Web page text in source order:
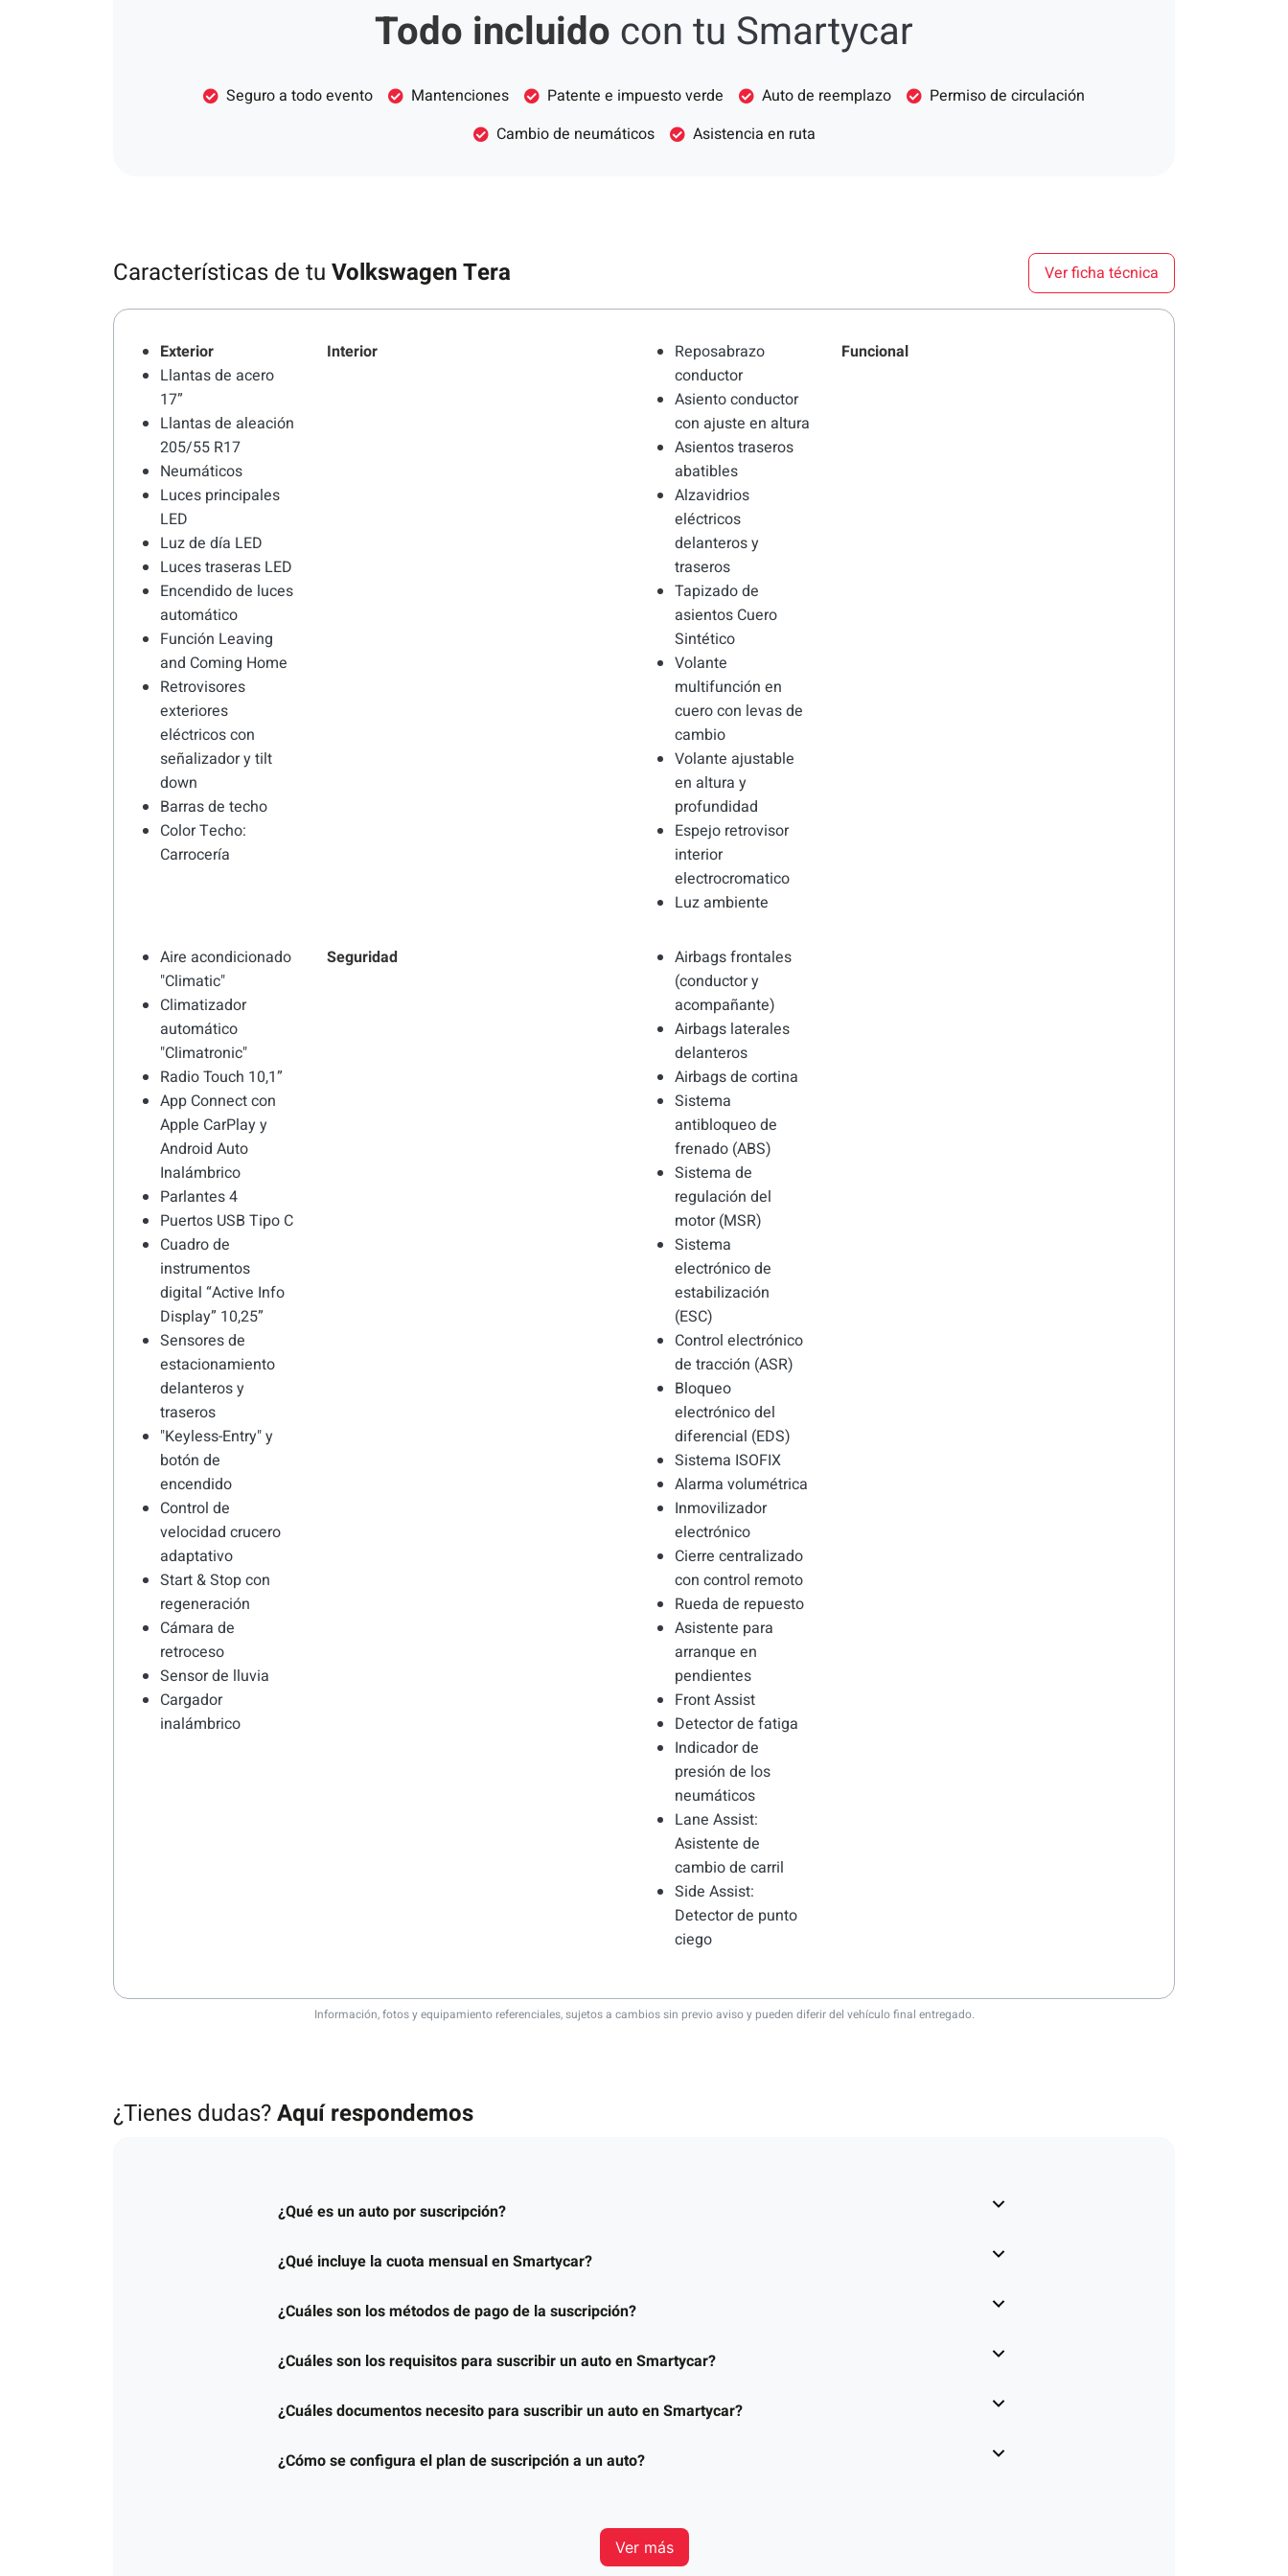
Todo incluido con tu Smartycar
Seguro a todo evento Mantenciones Patente e impuesto verde Auto de reemplazo
Permiso de circulación
Cambio de neumáticos
Asistencia en ruta
Características de tu Volkswagen Tera Ver ficha técnica
Exterior
Llantas de acero
17”
Llantas de aleación
205/55 R17
Neumáticos
Luces principales
LED
Luz de día LED
Luces traseras LED
Encendido de luces
automático
Función Leaving
and Coming Home
Retrovisores
exteriores
eléctricos con
señalizador y tilt
down
Barras de techo
Color Techo:
Carrocería
Interior
Reposabrazo
conductor
Asiento conductor
con ajuste en altura
Asientos traseros
abatibles
Alzavidrios
eléctricos
delanteros y
traseros
Tapizado de
asientos Cuero
Sintético
Volante
multifunción en
cuero con levas de
cambio
Volante ajustable
en altura y
profundidad
Espejo retrovisor
interior
electrocromatico
Luz ambiente
Funcional
Aire acondicionado
"Climatic"
Climatizador
automático
"Climatronic"
Radio Touch 10,1”
App Connect con
Apple CarPlay y
Android Auto
Inalámbrico
Parlantes 4
Puertos USB Tipo C
Cuadro de
instrumentos
digital “Active Info
Display” 10,25”
Sensores de
estacionamiento
delanteros y
traseros
"Keyless-Entry" y
botón de
encendido
Control de
velocidad crucero
adaptativo
Start & Stop con
regeneración
Cámara de
retroceso
Sensor de lluvia
Cargador
inalámbrico
Seguridad
Airbags frontales
(conductor y
acompañante)
Airbags laterales
delanteros
Airbags de cortina
Sistema
antibloqueo de
frenado (ABS)
Sistema de
regulación del
motor (MSR)
Sistema
electrónico de
estabilización
(ESC)
Control electrónico
de tracción (ASR)
Bloqueo
electrónico del
diferencial (EDS)
Sistema ISOFIX
Alarma volumétrica
Inmovilizador
electrónico
Cierre centralizado
con control remoto
Rueda de repuesto
Asistente para
arranque en
pendientes
Front Assist
Detector de fatiga
Indicador de
presión de los
neumáticos
Lane Assist:
Asistente de
cambio de carril
Side Assist:
Detector de punto
ciego
Información, fotos y equipamiento referenciales, sujetos a cambios sin previo aviso y pueden diferir del vehículo final entregado.
¿Tienes dudas?Aquí respondemos
¿Qué es un auto por suscripción?
¿Qué incluye la cuota mensual en Smartycar?
¿Cuáles son los métodos de pago de la suscripción?
¿Cuáles son los requisitos para suscribir un auto en Smartycar?
¿Cuáles documentos necesito para suscribir un auto en Smartycar?
¿Cómo se configura el plan de suscripción a un auto?
Ver más